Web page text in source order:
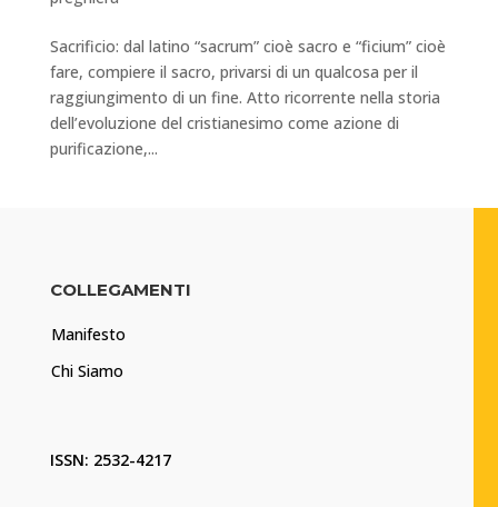
Sacrificio: dal latino “sacrum” cioè sacro e “ficium” cioè
fare, compiere il sacro, privarsi di un qualcosa per il
raggiungimento di un fine. Atto ricorrente nella storia
dell’evoluzione del cristianesimo come azione di
purificazione,...
COLLEGAMENTI
Manifesto
Chi Siamo
ISSN: 2532-4217